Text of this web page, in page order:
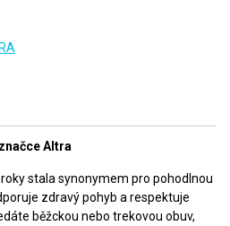
Altra
stala synonymem pro pohodlnou
zdravý pohyb a respektuje
běžckou nebo trekovou obuv,